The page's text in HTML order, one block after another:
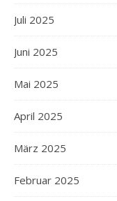
Juli 2025
Juni 2025
Mai 2025
April 2025
März 2025
Februar 2025